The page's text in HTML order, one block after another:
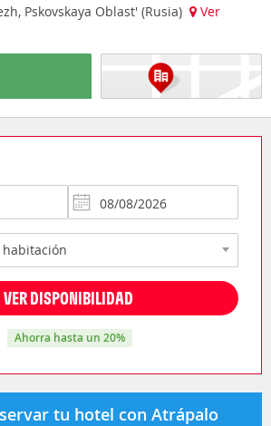
Pskovskaya Oblast' (Rusia)
Ver
VER DISPONIBILIDAD
ahorra hasta un 20%
tu hotel con Atrápalo